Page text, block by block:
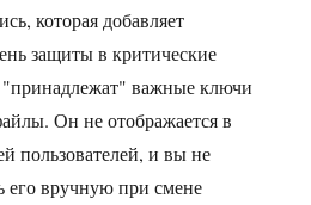
которая добавляет
защиты в критические
важные ключи
Он не отображается в
пользователей, и вы не
его вручную при смене